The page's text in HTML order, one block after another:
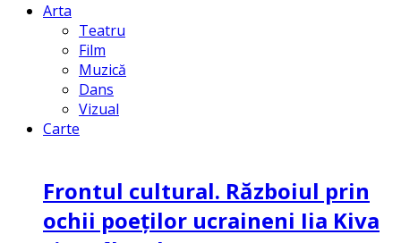
Arta
Teatru
Film
Muzică
Dans
Vizual
Carte
Frontul cultural. Războiul prin
ochii poeților ucraineni Iia Kiva